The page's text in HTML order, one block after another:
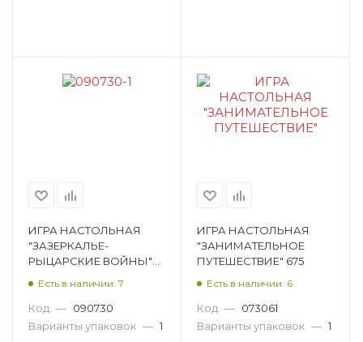
ИГРА НАСТОЛЬНАЯ
"ЗАЗЕРКАЛЬЕ-
РЫЦАРСКИЕ ВОЙНЫ"
Есть в наличии: 7
Код — 090730
Варианты упаковок — 1
ИГРА НАСТОЛЬНАЯ
"ЗАНИМАТЕЛЬНОЕ
ПУТЕШЕСТВИЕ" 675
Есть в наличии: 6
Код — 073061
Варианты упаковок — 1